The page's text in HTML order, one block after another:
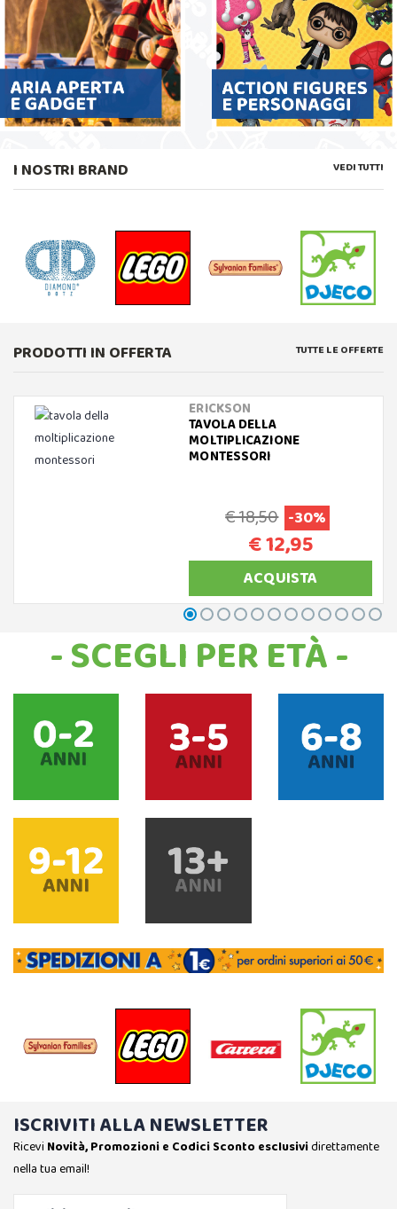
I NOSTRI BRAND VEDI TUTTI
PRODOTTI IN OFFERTA TUTTE LE OFFERTE
ERICKSON
TAVOLA DELLA
MOLTIPLICAZIONE
MONTESSORI
€ 18,50 -30%
€ 12,95
ACQUISTA
- SCEGLI PER ETÀ -
ISCRIVITI ALLA NEWSLETTER
Ricevi Novità, Promozioni e Codici Sconto esclusividirettamente
nella tua email!